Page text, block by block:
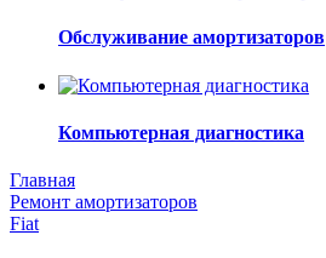
Обслуживание амортизаторов
Компьютерная диагностика
Главная
Ремонт амортизаторов
Fiat